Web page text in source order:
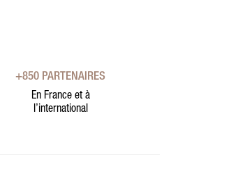
+850 PARTENAIRES
En France et à
l’international